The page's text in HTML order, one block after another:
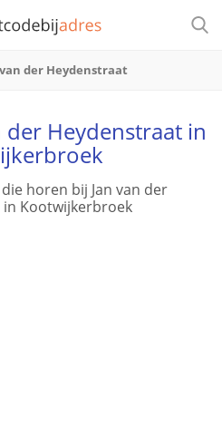
der Heydenstraat
der Heydenstraat in
horen bij Jan van der
Kootwijkerbroek